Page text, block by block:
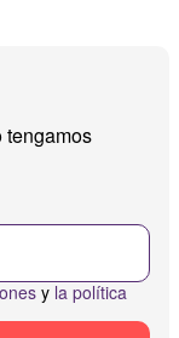
tengamos
y la política